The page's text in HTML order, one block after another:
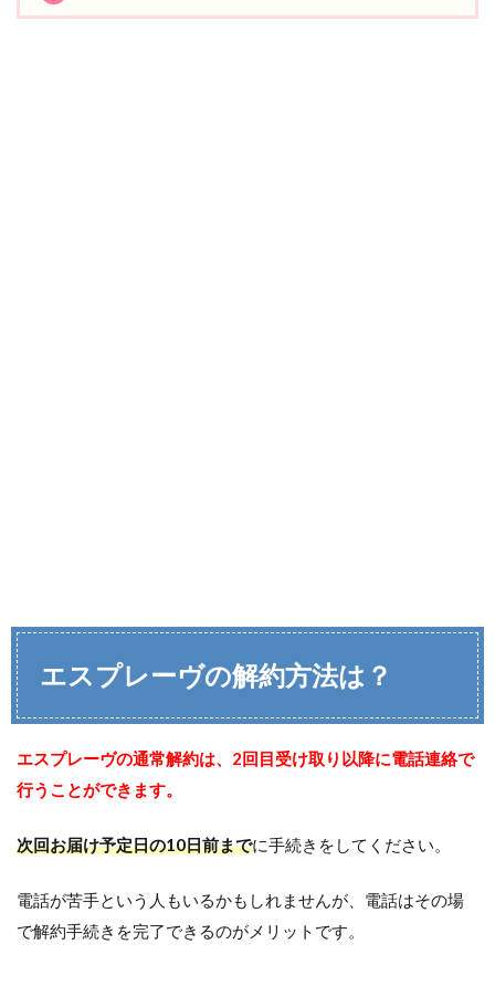
エスプレーヴの解約方法は？
エスプレーヴの通常解約は、2回目受け取り以降に電話連絡で
行うことができます。
次回お届け予定日の10日前までに手続きをしてください。
電話が苦手という人もいるかもしれませんが、電話はその場
で解約手続きを完了できるのがメリットです。